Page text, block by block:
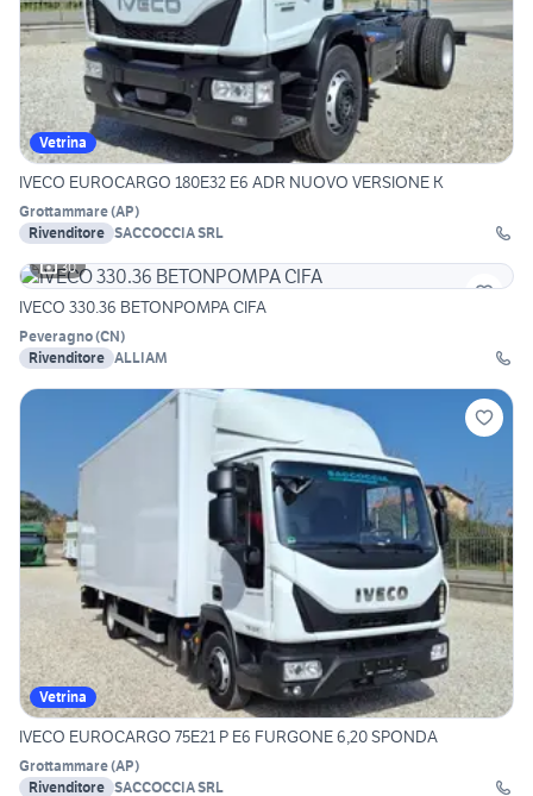
Vetrina
IVECO EUROCARGO 180E32 E6 ADR NUOVO VERSIONE K
Grottammare(AP)
Rivenditore SACCOCCIA SRL
30
IVECO 330.36 BETONPOMPA CIFA
Peveragno(CN)
Rivenditore ALLIAM
Vetrina
IVECO EUROCARGO 75E21 P E6 FURGONE 6,20 SPONDA
Grottammare(AP)
Rivenditore SACCOCCIA SRL